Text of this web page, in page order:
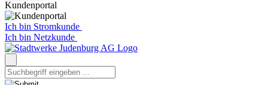
Kundenportal
Ich bin Stromkunde
Ich bin Netzkunde